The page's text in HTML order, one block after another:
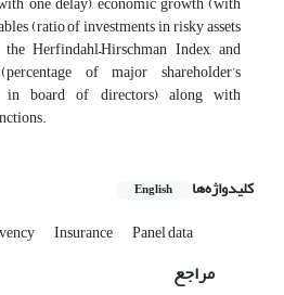
(ratio of investments in risky assets
Herfindahl–Hirschman Index, and
of major shareholder’s
in board of directors) along with
کلیدواژه‌ها English
Insurance Panel data
مراجع